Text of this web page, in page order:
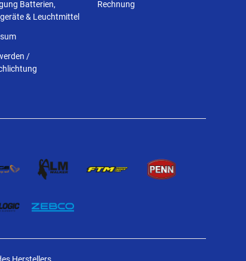
Batterien,
& Leuchtmittel
/
Rechnung
Herstellers